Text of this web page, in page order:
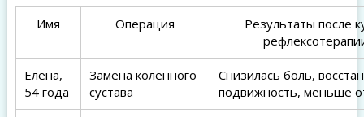
Имя Операция
Результаты после
Елена,
54 года
Замена коленного
сустава
Снизилась боль,
подвижность, меньше